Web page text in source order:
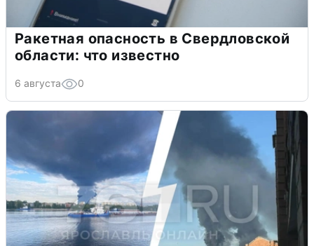
Ракетная опасность в Свердловской
области: что известно
6 августа 0